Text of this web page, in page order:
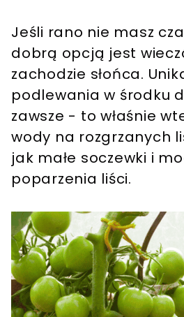
Jeśli rano nie masz
dobrą opcją jest
zachodzie słońca.
podlewania w środku
zawsze - to właśnie
wody na rozgrzanych
jak małe soczewki i
poparzenia liści.